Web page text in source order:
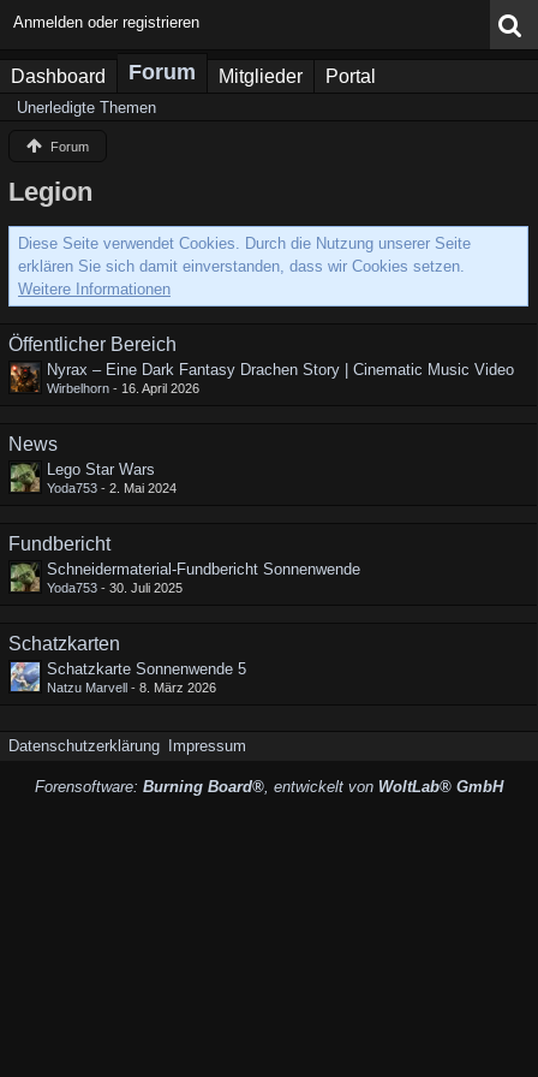
Anmelden oder registrieren
Dashboard Forum Mitglieder Portal
Unerledigte Themen
Forum
Legion
Diese Seite verwendet Cookies. Durch die Nutzung unserer Seite
erklären Sie sich damit einverstanden, dass wir Cookies setzen.
Weitere Informationen
Öffentlicher Bereich
Nyrax – Eine Dark Fantasy Drachen Story | Cinematic Music Video
Wirbelhorn - 16. April 2026
News
Lego Star Wars
Yoda753 - 2. Mai 2024
Fundbericht
Schneidermaterial-Fundbericht Sonnenwende
Yoda753 - 30. Juli 2025
Schatzkarten
Schatzkarte Sonnenwende 5
Natzu Marvell - 8. März 2026
Datenschutzerklärung Impressum
Forensoftware: Burning Board®, entwickelt von WoltLab® GmbH